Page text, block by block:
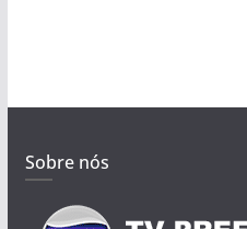
Sobre nós